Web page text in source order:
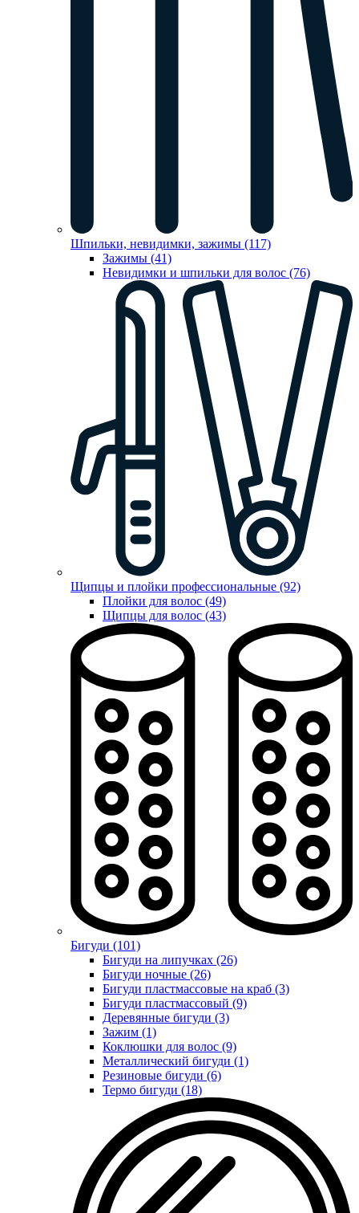
Шпильки, невидимки, зажимы (117)
Зажимы (41)
Невидимки и шпильки для волос (76)
Щипцы и плойки профессиональные (92)
Плойки для волос (49)
Щипцы для волос (43)
Бигуди (101)
Бигуди на липучках (26)
Бигуди ночные (26)
Бигуди пластмассовые на краб (3)
Бигуди пластмассовый (9)
Деревянные бигуди (3)
Зажим (1)
Коклюшки для волос (9)
Металлический бигуди (1)
Резиновые бигуди (6)
Термо бигуди (18)